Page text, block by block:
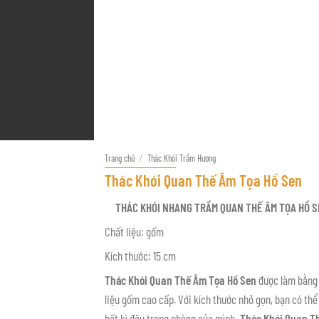
Trang chủ / Thác Khói Trầm Hương
Thác Khói Quan Thế Âm Tọa Hồ Sen
THÁC KHÓI NHANG TRẦM QUAN THẾ ÂM TỌA HỒ
Chất liệu: gốm
Kích thước: 15 cm
Thác Khói Quan Thế Âm Tọa Hồ Sen được làm
liệu gốm cao cấp. Với kích thước nhỏ gọn, bạn có